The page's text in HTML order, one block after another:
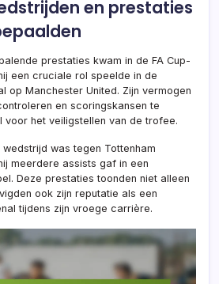
en prestaties
prestaties kwam in de FA Cup-
een cruciale rol speelde in de
op Manchester United. Zijn vermogen
en scoringskansen te
voor het veiligstellen van de trofee.
was tegen Tottenham
meerdere assists gaf in een
Deze prestaties toonden niet alleen
ook zijn reputatie als een
tijdens zijn vroege carrière.